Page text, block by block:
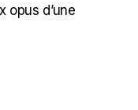
opus d’une